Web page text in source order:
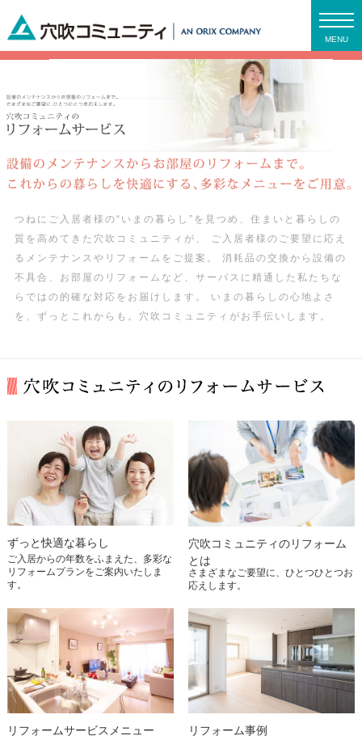
MENU
つねにご入居者様の“いまの暮らし”を見つめ、住まいと暮らしの
質を高めてきた穴吹コミュニティが、
ご入居者様のご要望に応え
るメンテナンスやリフォームをご提案。
消耗品の交換から設備の
不具合、お部屋のリフォームなど、サーパスに精通した私たちな
らではの的確な対応をお届けします。
いまの暮らしの心地よさ
を、ずっとこれからも。穴吹コミュニティがお手伝いします。
ずっと快適な暮らし
ご入居からの年数をふまえた、多彩な
リフォームプランをご案内いたしま
す。
穴吹コミュニティのリフォーム
とは
さまざまなご要望に、ひとつひとつお
応えします。
リフォームサービスメニュー リフォーム事例